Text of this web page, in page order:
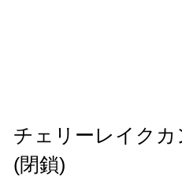
チェリーレイク
(閉鎖)